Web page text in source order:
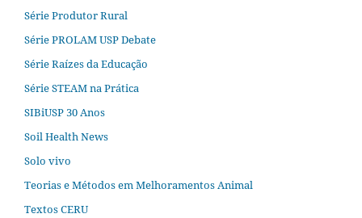
Série Produtor Rural
Série PROLAM USP Debate
Série Raízes da Educação
Série STEAM na Prática
SIBiUSP 30 Anos
Soil Health News
Solo vivo
Teorias e Métodos em Melhoramentos Animal
Textos CERU